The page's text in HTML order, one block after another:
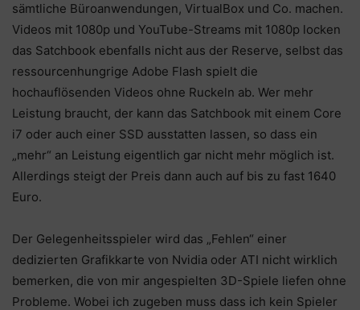
sämtliche Büroanwendungen, VirtualBox und Co. machen.
Videos mit 1080p und YouTube-Streams mit 1080p locken
das Satchbook ebenfalls nicht aus der Reserve, selbst das
ressourcenhungrige Adobe Flash spielt die
hochauflösenden Videos ohne Ruckeln ab. Wer mehr
Leistung braucht, der kann das Satchbook mit einem Core
i7 oder auch einer SSD ausstatten lassen, so dass ein
„mehr“ an Leistung eigentlich gar nicht mehr möglich ist.
Allerdings steigt der Preis dann auch auf bis zu fast 1640
Euro.
Der Gelegenheitsspieler wird das „Fehlen“ einer
dedizierten Grafikkarte von Nvidia oder ATI nicht wirklich
bemerken, die von mir angespielten 3D-Spiele liefen ohne
Probleme. Wobei ich zugeben muss dass ich kein Spieler